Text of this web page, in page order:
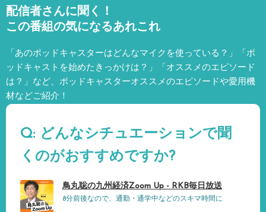
配信者さんに聞く！
この番組の気になるあれこれ
「あのポッドキャスターはどんなマイクを使っている？」「ポ
ッドキャストを始めたきっかけは？」「オススメのエピソード
は？」など、 ポッドキャスターオススメのエピソードや愛用機
材などご紹介！
Q: どんなシチュエーションで聞
くのがおすすめですか?
鳥丸聡の九州経済Zoom Up - RKB毎日放送
8分前後なので、通勤・通学中などのスキマ時間に